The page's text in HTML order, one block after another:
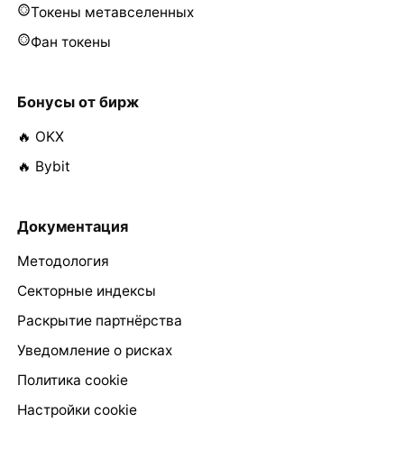
Токены метавселенных
Фан токены
Бонусы от бирж
🔥 OKX
🔥 Bybit
Документация
Методология
Секторные индексы
Раскрытие партнёрства
Уведомление о рисках
Политика cookie
Настройки cookie